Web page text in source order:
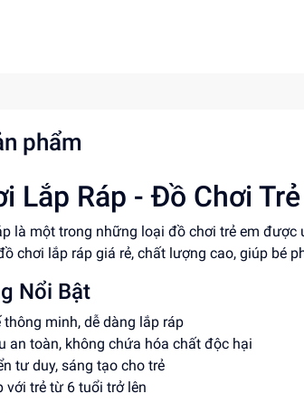
phẩm
Lắp Ráp - Đồ Chơi
là một trong những loại đồ chơi trẻ em
chơi lắp ráp giá rẻ, chất lượng cao, giúp bé
Nổi Bật
thông minh, dễ dàng lắp ráp
an toàn, không chứa hóa chất độc hại
tư duy, sáng tạo cho trẻ
với trẻ từ 6 tuổi trở lên